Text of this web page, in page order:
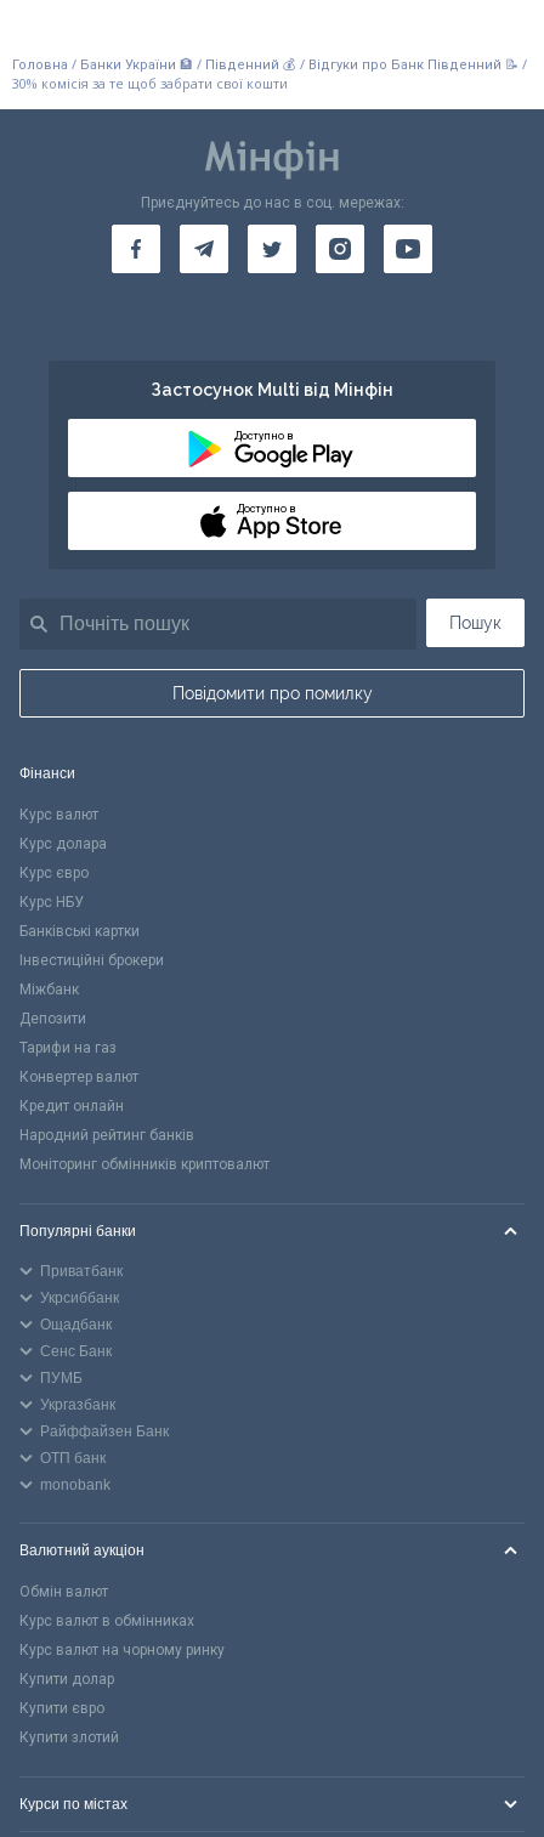
Головна / Банки України 🏦 / Південний 💰 / Відгуки про Банк Південний 📝 /
30% комісія за те щоб забрати свої кошти
Пошук
Повідомити про помилку
Приєднуйтесь до нас в соц. мережах:
Застосунок Multi від Мінфін
Доступно в
Доступно в
Фінанси
Курс валют
Курс долара
Курс євро
Курс НБУ
Банківські картки
Інвестиційні брокери
Міжбанк
Депозити
Тарифи на газ
Конвертер валют
Кредит онлайн
Народний рейтинг банків
Моніторинг обмінників криптовалют
Популярні банки
Приватбанк
Укрсиббанк
Ощадбанк
Сенс Банк
ПУМБ
Укргазбанк
Райффайзен Банк
ОТП банк
monobank
Валютний аукціон
Обмін валют
Курс валют в обмінниках
Курс валют на чорному ринку
Купити долар
Купити євро
Купити злотий
Курси по містах